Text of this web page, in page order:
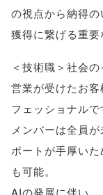
の視点から納得
獲得に繋げる重
＜技術職＞社会
営業が受けたお客
フェッショナルで
メンバーは全員
ポートが手厚いた
も可能。
AIの発展に伴い